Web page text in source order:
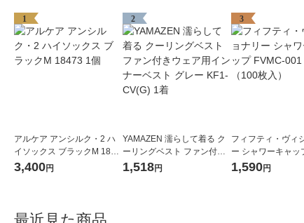
1
アルケア アンシルク・2 ハ
イソックス ブラックM 1847
3 1個
3,400円
2
YAMAZEN 濡らして着る ク
ーリングベスト ファン付き
ウェア用インナーベスト グ
1,518円
3
フィフティ・ヴィ
ー シャワーキャッ
001 1個（100枚入）
1,590円